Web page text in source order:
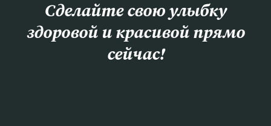
Сделайте свою улыбку
здоровой и красивой прямо
сейчас!